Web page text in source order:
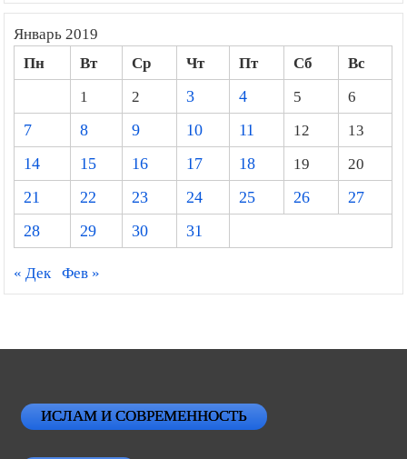
Январь 2019
Пн Вт Ср Чт Пт Сб
Вс
1
2 3 4 5
6
7
8 9 10 11 12
13
14
15 16 17 18 19
20
21
22 23 24 25 26
27
28
29 30 31
« Дек Фев »
ИСЛАМ И СОВРЕМЕННОСТЬ